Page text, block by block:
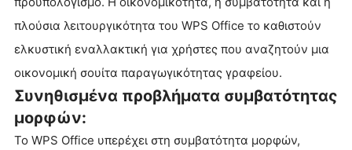
πλούσια λειτουργικότητα του WPS Office το καθιστούν
ελκυστική εναλλακτική για χρήστες που αναζητούν μια
οικονομική σουίτα παραγωγικότητας γραφείου.
Συνηθισμένα προβλήματα συμβατότητας
μορφών:
Το WPS Office υπερέχει στη συμβατότητα μορφών,